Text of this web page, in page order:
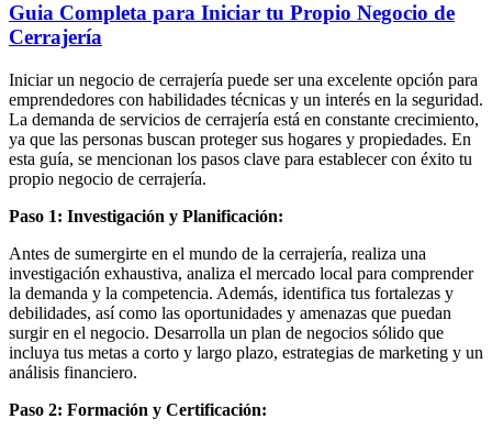
Guia Completa para Iniciar tu Propio Negocio de
Cerrajería
Iniciar un negocio de cerrajería puede ser una excelente opción para
emprendedores con habilidades técnicas y un interés en la seguridad.
La demanda de servicios de cerrajería está en constante crecimiento,
ya que las personas buscan proteger sus hogares y propiedades. En
esta guía, se mencionan los pasos clave para establecer con éxito tu
propio negocio de cerrajería.
Paso 1: Investigación y Planificación:
Antes de sumergirte en el mundo de la cerrajería, realiza una
investigación exhaustiva, analiza el mercado local para comprender
la demanda y la competencia. Además, identifica tus fortalezas y
debilidades, así como las oportunidades y amenazas que puedan
surgir en el negocio. Desarrolla un plan de negocios sólido que
incluya tus metas a corto y largo plazo, estrategias de marketing y un
análisis financiero.
Paso 2: Formación y Certificación: